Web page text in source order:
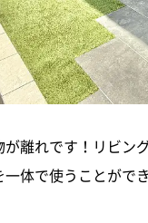
離れです！リビン
一体で使うことがで